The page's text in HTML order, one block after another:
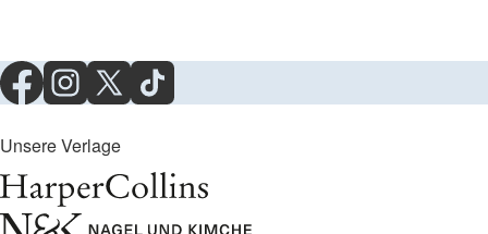
Unsere Verlage